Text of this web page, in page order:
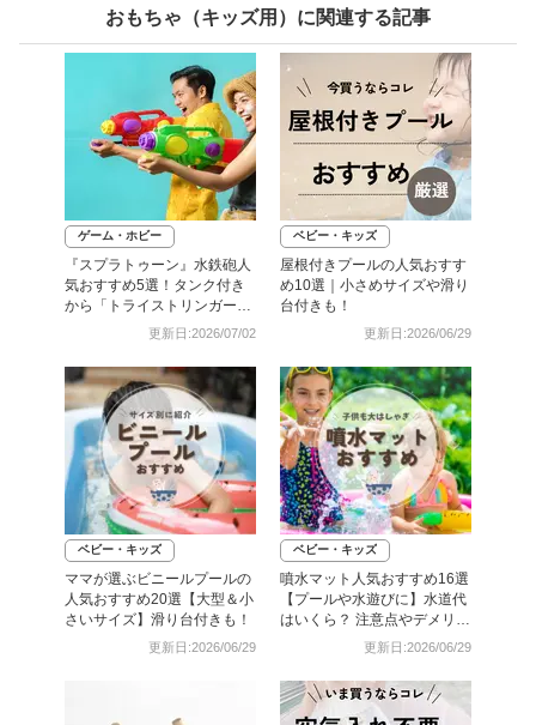
おもちゃ（キッズ用）に関連する記事
ゲーム・ホビー
『スプラトゥーン』水鉄砲人
気おすすめ5選！タンク付き
から「トライストリンガー」
更新日:2026/07/02
ベビー・キッズ
屋根付きプールの人気おすす
め10選｜小さめサイズや滑り
台付きも！
更新日:2026/06/29
ベビー・キッズ
ママが選ぶビニールプールの
人気おすすめ20選【大型＆小
さいサイズ】滑り台付きも！
更新日:2026/06/29
ベビー・キッズ
噴水マット人気おすすめ16選
【プールや水遊びに】水道代
はいくら？ 注意点やデメリッ
更新日:2026/06/29